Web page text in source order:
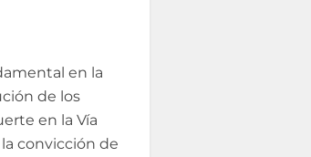
en la
de los
en la Vía
convicción de